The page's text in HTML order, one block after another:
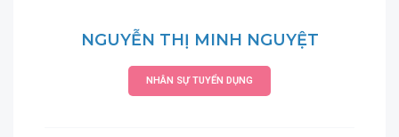
NGUYỄN THỊ MINH NGUYỆT
NHÂN SỰ TUYỂN DỤNG